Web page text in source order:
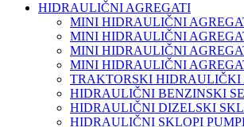
HIDRAULIČNI AGREGATI
MINI HIDRAULIČNI
MINI HIDRAULIČNI
MINI HIDRAULIČNI
MINI HIDRAULIČNI
TRAKTORSKI HIDRAULIČKI
HIDRAULIČNI BENZINSKI
HIDRAULIČNI DIZELSKI
HIDRAULIČNI SKLOPI